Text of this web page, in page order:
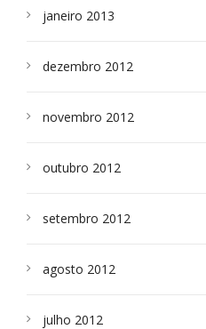
janeiro 2013
dezembro 2012
novembro 2012
outubro 2012
setembro 2012
agosto 2012
julho 2012